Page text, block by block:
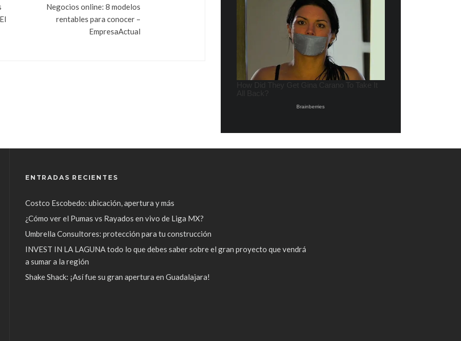
Negocios online: 8 modelos
rentables para conocer –
EmpresaActual
ENTRADAS RECIENTES
Costco Escobedo: ubicación, apertura y más
¿Cómo ver el Pumas vs Rayados en vivo de Liga MX?
Umbrella Consultores: protección para tu construcción
INVEST IN LA LAGUNA todo lo que debes saber sobre el gran proyecto que vendrá
a sumar a la región
Shake Shack: ¡Así fue su gran apertura en Guadalajara!